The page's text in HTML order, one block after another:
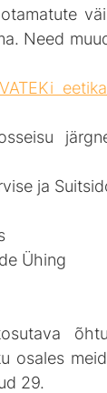
Need
ja
Ühing
osales
29.